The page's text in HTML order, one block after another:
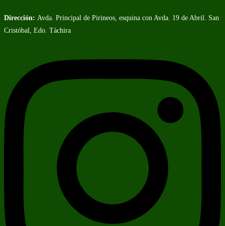
Dirección: Avda. Principal de Pirineos, esquina con Avda. 19 de Abril. San
Cristóbal, Edo. Táchira